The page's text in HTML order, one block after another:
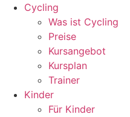
Cycling
Was ist Cycling
Preise
Kursangebot
Kursplan
Trainer
Kinder
Für Kinder